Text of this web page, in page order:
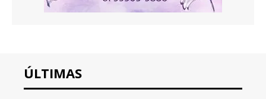
ÚLTIMAS